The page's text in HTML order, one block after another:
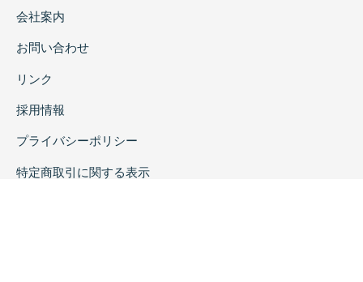
会社案内
お問い合わせ
リンク
採用情報
プライバシーポリシー
特定商取引に関する表示